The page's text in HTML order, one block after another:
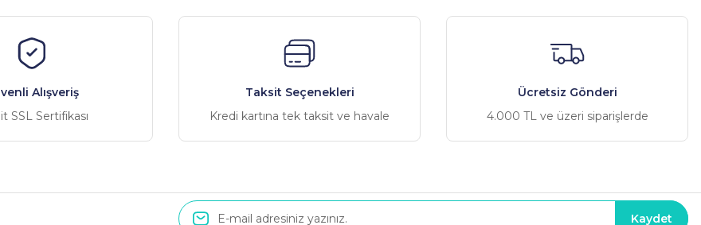
Alışveriş
SSL Sertifikası
Taksit Seçenekleri
Kredi kartına tek taksit ve havale
Ücretsiz Gönderi
4.000 TL ve üzeri siparişlerde
Kaydet